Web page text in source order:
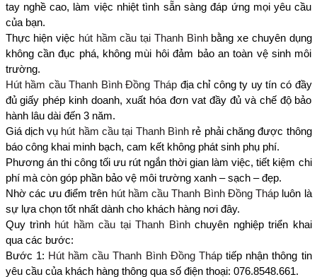
tay nghề cao, làm việc nhiệt tình sẵn sàng đáp ứng mọi yêu cầu
của bạn.
Thực hiện việc hút hầm cầu tại Thanh Bìnhbằng xe chuyên dụng
không cần đục phá, không mùi hôi đảm bảo an toàn vệ sinh môi
trường.
Hút hầm cầu Thanh Bình Đồng Thápđịa chỉ công ty uy tín có đầy
đủ giấy phép kinh doanh, xuất hóa đơn vat đầy đủ và chế độ bảo
hành lâu dài đến 3 năm.
Giá dịch vụ hút hầm cầu tại Thanh Bìnhrẻ phải chăng được thông
báo công khai minh bạch, cam kết không phát sinh phụ phí.
Phương án thi công tối ưu rút ngắn thời gian làm việc, tiết kiệm chi
phí mà còn góp phần bảo vệ môi trường xanh – sạch – đẹp.
Nhờ các ưu điểm trên hút hầm cầu Thanh Bình Đồng Tháp luôn là
sự lựa chọn tốt nhất dành cho khách hàng nơi đây.
Quy trình hút hầm cầu tại Thanh Bìnhchuyên nghiệp triển khai
qua các bước:
Bước 1: Hút hầm cầu Thanh Bình Đồng Tháptiếp nhận thông tin
yêu cầu của khách hàng thông qua số điện thoại: 076.8548.661.